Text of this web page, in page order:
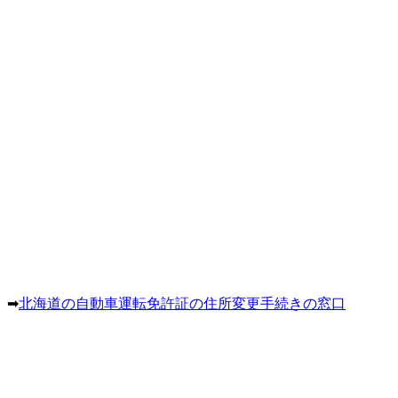
➡北海道の自動車運転免許証の住所変更手続きの窓口